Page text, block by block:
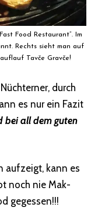
Food Restaurant“. Im
Rechts sieht man auf
Tavče Gravče!
durch
es nur ein Fazit
bei all dem guten
aufzeigt, kann es
noch nie Mak-
gegessen!!!